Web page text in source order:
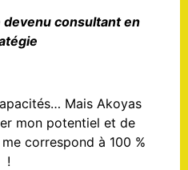
consultant en
Mais Akoyas
mon potentiel et de
correspond à 100 %
!